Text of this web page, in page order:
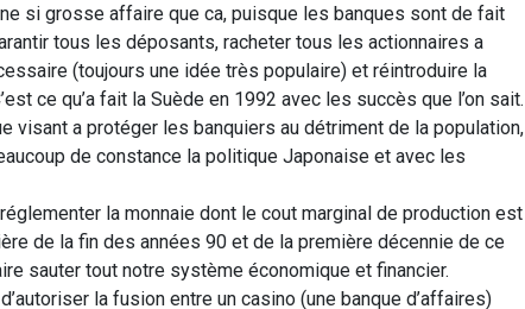
si grosse affaire que ca, puisque les banques sont de fait
tous les déposants, racheter tous les actionnaires a
(toujours une idée très populaire) et réintroduire la
ce qu’a fait la Suède en 1992 avec les succès que l’on sait.
visant a protéger les banquiers au détriment de la population,
de constance la politique Japonaise et avec les
la monnaie dont le cout marginal de production est
de la fin des années 90 et de la première décennie de ce
sauter tout notre système économique et financier.
la fusion entre un casino (une banque d’affaires)